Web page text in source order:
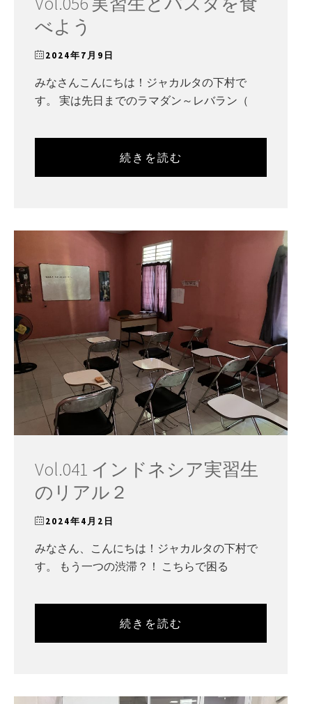
べよう
2024年7月9日
みなさんこんにちは！ジャカルタの下村で
す。 実は先日までのラマダン～レバラン（
続きを読む
Vol.041 インドネシア実習生
のリアル２
2024年4月2日
みなさん、こんにちは！ジャカルタの下村で
す。 もう一つの渋滞？！ こちらで困る
続きを読む